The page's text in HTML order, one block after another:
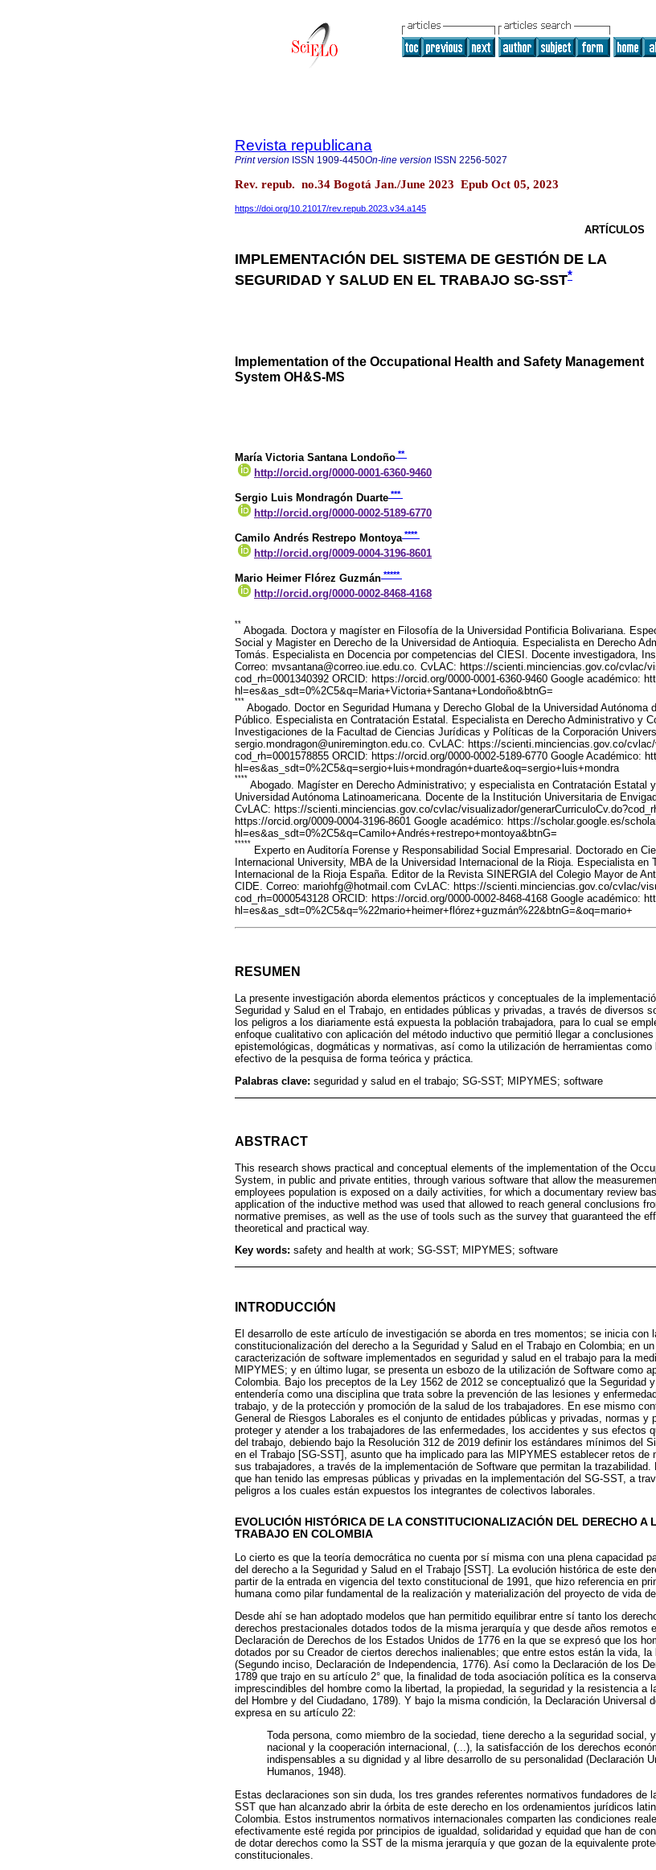
Revista republicana
Print version ISSN 1909-4450On-line version ISSN 2256-5027
Rev. repub. no.34 Bogotá Jan./June 2023 Epub Oct 05, 2023
https://doi.org/10.21017/rev.repub.2023.v34.a145
ARTÍCULOS
IMPLEMENTACIÓN DEL SISTEMA DE GESTIÓN DE LA
SEGURIDAD Y SALUD EN EL TRABAJO SG-SST*
Implementation of the Occupational Health and Safety Management
System OH&S-MS
María Victoria Santana Londoño **
http://orcid.org/0000-0001-6360-9460
Sergio Luis Mondragón Duarte ***
http://orcid.org/0000-0002-5189-6770
Camilo Andrés Restrepo Montoya ****
http://orcid.org/0009-0004-3196-8601
Mario Heimer Flórez Guzmán *****
http://orcid.org/0000-0002-8468-4168
**
Abogada. Doctora y magíster en Filosofía de la Universidad Pontificia Bolivariana.
Social y Magister en Derecho de la Universidad de Antioquia. Especialista en Derecho
Tomás. Especialista en Docencia por competencias del CIESI. Docente investigadora,
Correo: mvsantana@correo.iue.edu.co. CvLAC: https://scienti.minciencias.gov.co/cvlac/
cod_rh=0001340392 ORCID: https://orcid.org/0000-0001-6360-9460 Google académico:
hl=es&as_sdt=0%2C5&q=Maria+Victoria+Santana+Londoño&btnG=
***
Abogado. Doctor en Seguridad Humana y Derecho Global de la Universidad Autónoma
Público. Especialista en Contratación Estatal. Especialista en Derecho Administrativo y
Investigaciones de la Facultad de Ciencias Jurídicas y Políticas de la Corporación
sergio.mondragon@uniremington.edu.co. CvLAC: https://scienti.minciencias.gov.co/
cod_rh=0001578855 ORCID: https://orcid.org/0000-0002-5189-6770 Google Académico:
hl=es&as_sdt=0%2C5&q=sergio+luis+mondragón+duarte&oq=sergio+luis+mondra
****
Abogado. Magíster en Derecho Administrativo; y especialista en Contratación Estatal
Universidad Autónoma Latinoamericana. Docente de la Institución Universitaria de
CvLAC: https://scienti.minciencias.gov.co/cvlac/visualizador/
https://orcid.org/0009-0004-3196-8601 Google académico: https://scholar.google.es/
hl=es&as_sdt=0%2C5&q=Camilo+Andrés+restrepo+montoya&btnG=
*****
Experto en Auditoría Forense y Responsabilidad Social Empresarial. Doctorado en
Internacional University, MBA de la Universidad Internacional de la Rioja. Especialista en
Internacional de la Rioja España. Editor de la Revista SINERGIA del Colegio Mayor de
CIDE. Correo: mariohfg@hotmail.com CvLAC: https://scienti.minciencias.gov.co/cvlac/
cod_rh=0000543128 ORCID: https://orcid.org/0000-0002-8468-4168 Google académico:
hl=es&as_sdt=0%2C5&q=%22mario+heimer+flórez+guzmán%22&btnG=&oq=mario+
RESUMEN
La presente investigación aborda elementos prácticos y conceptuales de la
Seguridad y Salud en el Trabajo, en entidades públicas y privadas, a través de diversos
los peligros a los diariamente está expuesta la población trabajadora, para lo cual se
enfoque cualitativo con aplicación del método inductivo que permitió llegar a
epistemológicas, dogmáticas y normativas, así como la utilización de herramientas
efectivo de la pesquisa de forma teórica y práctica.
Palabras clave: seguridad y salud en el trabajo; SG-SST; MIPYMES; software
ABSTRACT
This research shows practical and conceptual elements of the implementation of the
System, in public and private entities, through various software that allow the
employees population is exposed on a daily activities, for which a documentary review
application of the inductive method was used that allowed to reach general conclusions
normative premises, as well as the use of tools such as the survey that guaranteed the
theoretical and practical way.
Key words: safety and health at work; SG-SST; MIPYMES; software
INTRODUCCIÓN
El desarrollo de este artículo de investigación se aborda en tres momentos; se inicia con
constitucionalización del derecho a la Seguridad y Salud en el Trabajo en Colombia; en
caracterización de software implementados en seguridad y salud en el trabajo para la
MIPYMES; y en último lugar, se presenta un esbozo de la utilización de Software como
Colombia. Bajo los preceptos de la Ley 1562 de 2012 se conceptualizó que la Seguridad
entendería como una disciplina que trata sobre la prevención de las lesiones y
trabajo, y de la protección y promoción de la salud de los trabajadores. En ese mismo
General de Riesgos Laborales es el conjunto de entidades públicas y privadas, normas y
proteger y atender a los trabajadores de las enfermedades, los accidentes y sus efectos
del trabajo, debiendo bajo la Resolución 312 de 2019 definir los estándares mínimos del
en el Trabajo [SG-SST], asunto que ha implicado para las MIPYMES establecer retos de
sus trabajadores, a través de la implementación de Software que permitan la
que han tenido las empresas públicas y privadas en la implementación del SG-SST, a
peligros a los cuales están expuestos los integrantes de colectivos laborales.
EVOLUCIÓN HISTÓRICA DE LA CONSTITUCIONALIZACIÓN DEL DERECHO A
TRABAJO EN COLOMBIA
Lo cierto es que la teoría democrática no cuenta por sí misma con una plena capacidad
del derecho a la Seguridad y Salud en el Trabajo [SST]. La evolución histórica de este
partir de la entrada en vigencia del texto constitucional de 1991, que hizo referencia en
humana como pilar fundamental de la realización y materialización del proyecto de vida
Desde ahí se han adoptado modelos que han permitido equilibrar entre sí tanto los
derechos prestacionales dotados todos de la misma jerarquía y que desde años remotos
Declaración de Derechos de los Estados Unidos de 1776 en la que se expresó que los
dotados por su Creador de ciertos derechos inalienables; que entre estos están la vida,
(Segundo inciso, Declaración de Independencia, 1776). Así como la Declaración de los
1789 que trajo en su artículo 2° que, la finalidad de toda asociación política es la
imprescindibles del hombre como la libertad, la propiedad, la seguridad y la resistencia a
del Hombre y del Ciudadano, 1789). Y bajo la misma condición, la Declaración Universal
expresa en su artículo 22:
Toda persona, como miembro de la sociedad, tiene derecho a la seguridad social,
nacional y la cooperación internacional, (...), la satisfacción de los derechos
indispensables a su dignidad y al libre desarrollo de su personalidad (Declaración
Humanos, 1948).
Estas declaraciones son sin duda, los tres grandes referentes normativos fundadores de
SST que han alcanzado abrir la órbita de este derecho en los ordenamientos jurídicos
Colombia. Estos instrumentos normativos internacionales comparten las condiciones
efectivamente esté regida por principios de igualdad, solidaridad y equidad que han de
de dotar derechos como la SST de la misma jerarquía y que gozan de la equivalente
constitucionales.